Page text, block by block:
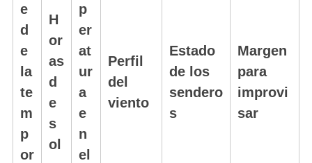
e
d
e
la
te
m
p
or
H
or
as
d
e
s
ol
p
er
at
ur
a
e
n
el
Perfil
del
viento
Estado
de los
sendero
s
Margen
para
improvi
sar